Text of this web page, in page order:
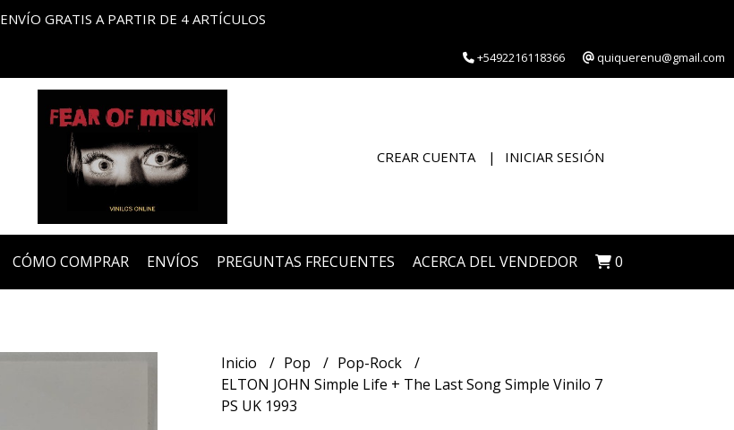
ENVÍO GRATIS A PARTIR DE 4 ARTÍCULOS
+5492216118366 quiquerenu@gmail.com
CREAR CUENTA INICIAR SESIÓN
CÓMO COMPRAR ENVÍOS PREGUNTAS FRECUENTES ACERCA DEL VENDEDOR 0
Inicio Pop
Pop-Rock
ELTON JOHN Simple Life + The Last Song Simple Vinilo 7
PS UK 1993